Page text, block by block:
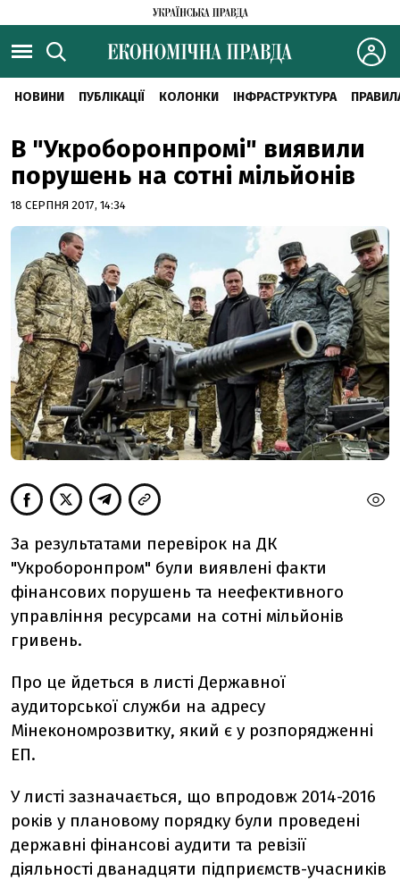
НОВИНИ ПУБЛІКАЦІЇ КОЛОНКИ ІНФРАСТРУКТУРА
В "Укроборонпромі" виявили
порушень на сотні мільйонів
18 СЕРПНЯ 2017, 14:34
За результатами перевірок на ДК
"Укроборонпром" були виявлені факти
фінансових порушень та неефективного
управління ресурсами на сотні мільйонів
гривень.
Про це йдеться в листі Державної
аудиторської служби на адресу
Мінекономрозвитку, який є у розпорядженні
ЕП.
У листі зазначається, що впродовж 2014-2016
років у плановому порядку були проведені
державні фінансові аудити та ревізії
діяльності дванадцяти підприємств-учасників